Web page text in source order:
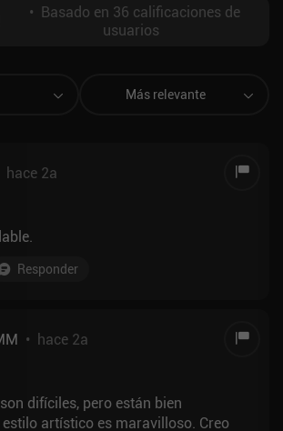
• Basado en 36 calificaciones de
usuarios
Más relevante
hace 2a
Responder
• hace 2a
difíciles, pero están bien
artístico es maravilloso. Creo